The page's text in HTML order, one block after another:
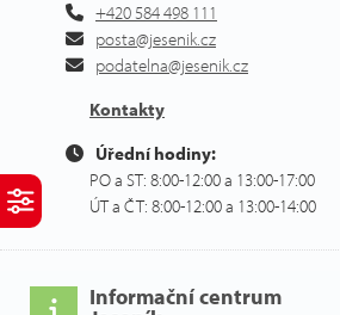
+420 584 498 111
posta@jesenik.cz
podatelna@jesenik.cz
Kontakty
Úřední hodiny:
PO a ST: 8:00-12:00 a 13:00-17:00
ÚT a ČT: 8:00-12:00 a 13:00-14:00
Informační centrum